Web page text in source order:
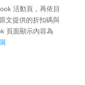
活動頁，再依目
文提供的折扣碼與
頁面顯示內容為